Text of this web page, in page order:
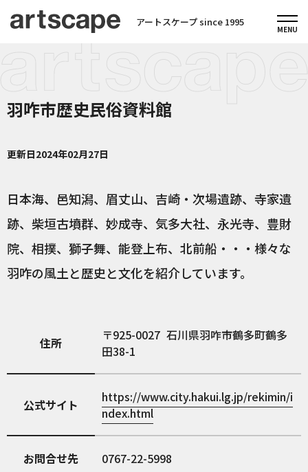
アートスケープ since 1995
羽咋市歴史民俗資料館
更新日2024年02月27日
日本海、邑知潟、眉丈山、吉崎・次場遺跡、寺家遺
跡、柴垣古墳群、妙成寺、気多大社、永光寺、豊財
院、相撲、獅子舞、能登上布、北前船・・・様々な
羽咋の風土と歴史と文化を紹介しています。
住所 925-0027 石川県羽咋市鶴多町鶴多
田38-1
公式サイト
https://www.city.hakui.lg.jp/rekimin/i
ndex.html
お問合せ先 0767-22-5998